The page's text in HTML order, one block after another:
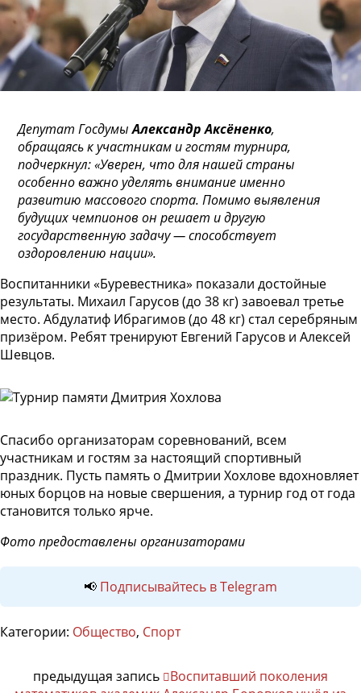
Депутат ГосдумыАлександр Аксёненко,
обращаясь к участникам и гостям турнира,
подчеркнул: «Уверен, что для нашей страны
особенно важно уделять внимание именно
развитию массового спорта. Помимо выявления
будущих чемпионов он решает и другую
государственную задачу — способствует
оздоровлению нации».
Воспитанники «Буревестника» показали достойные
результаты. Михаил Гарусов (до 38 кг) завоевал третье
место. Абдулатиф Ибрагимов (до 48 кг) стал серебряным
призёром. Ребят тренируют Евгений Гарусов и Алексей
Шевцов.
Спасибо организаторам соревнований, всем
участникам и гостям за настоящий спортивный
праздник. Пусть память о Дмитрии Хохлове вдохновляет
юных борцов на новые свершения, а турнир год от года
становится только ярче.
Фото предоставлены организаторами
📢 Подписывайтесь в Telegram
Категории: Общество, Спорт
предыдущая запись
Воспитавший поколения